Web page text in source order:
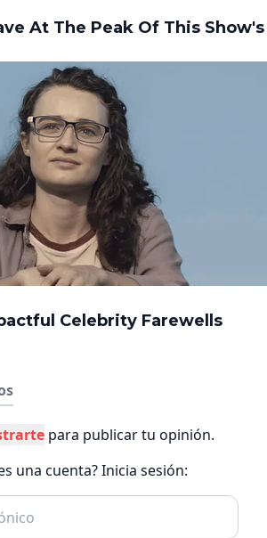
para publicar tu opinión.
una cuenta? Inicia sesión: